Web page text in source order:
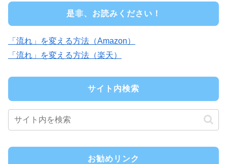
是非、お読みください！
「流れ」を変える方法（Amazon）
「流れ」を変える方法（楽天）
サイト内検索
お勧めリンク